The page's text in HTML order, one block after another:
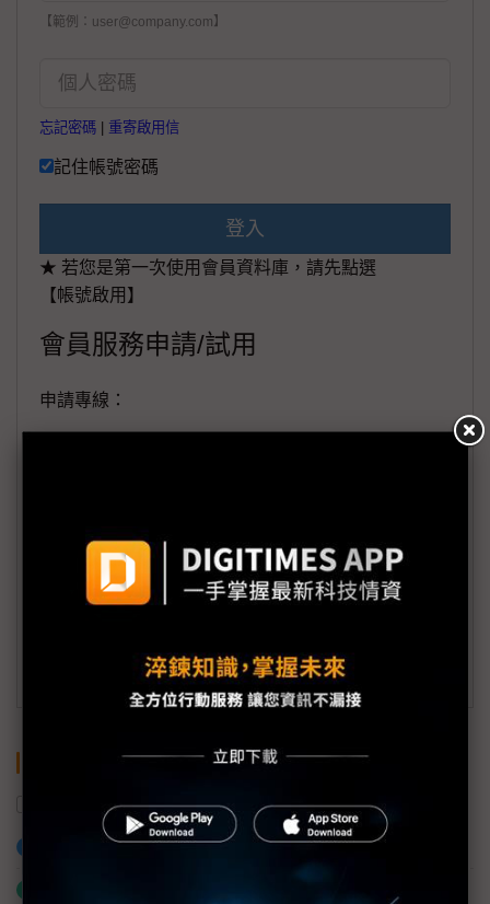
【範例：user@company.com】
忘記密碼 重寄啟用信
記住帳號密碼
登入
★ 若您是第一次使用會員資料庫，請先點選
【帳號啟用】
會員服務申請/試用
申請專線：
會員信箱：
member@digitimes.com
訂閱DIGITIMES 行動版
超微 NVIDIA
加入已選取到「關鍵字追蹤」